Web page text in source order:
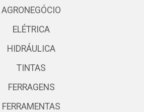
AGRONEGÓCIO
ELÉTRICA
HIDRÁULICA
TINTAS
FERRAGENS
FERRAMENTAS